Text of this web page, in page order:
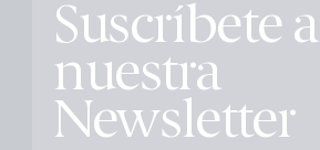
Suscríbete a
nuestra
Newsletter